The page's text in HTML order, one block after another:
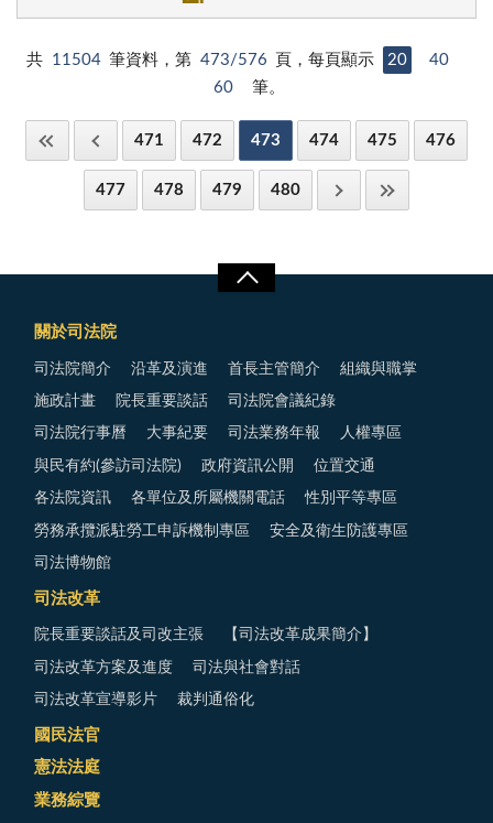
共 11504 筆資料，第 473/576 頁，每頁顯示 20
40
60
筆。
471 472 473 474 475 476
477 478 479 480
關於司法院
司法院簡介 沿革及演進 首長主管簡介 組織與職掌
施政計畫 院長重要談話 司法院會議紀錄
司法院行事曆 大事紀要 司法業務年報 人權專區
與民有約(參訪司法院) 政府資訊公開 位置交通
各法院資訊 各單位及所屬機關電話 性別平等專區
勞務承攬派駐勞工申訴機制專區 安全及衛生防護專區
司法博物館
司法改革
院長重要談話及司改主張 【司法改革成果簡介】
司法改革方案及進度 司法與社會對話
司法改革宣導影片 裁判通俗化
國民法官
憲法法庭
業務綜覽